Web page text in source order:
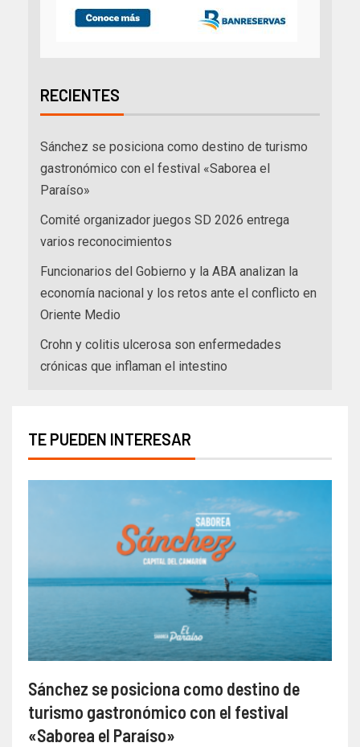
RECIENTES
Sánchez se posiciona como destino de turismo
gastronómico con el festival «Saborea el
Paraíso»
Comité organizador juegos SD 2026 entrega
varios reconocimientos
Funcionarios del Gobierno y la ABA analizan la
economía nacional y los retos ante el conflicto en
Oriente Medio
Crohn y colitis ulcerosa son enfermedades
crónicas que inflaman el intestino
TE PUEDEN INTERESAR
Sánchez se posiciona como destino de
turismo gastronómico con el festival
«Saborea el Paraíso»